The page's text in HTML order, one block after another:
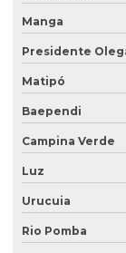
Projeto de
Recuperação de
Recuperação de
Recuperação de
Recuperação de
Recuperação de
Recuperação de
Manga
Presidente
Matipó
Baependi
Campina Verde
Luz
Urucuia
Rio Pomba